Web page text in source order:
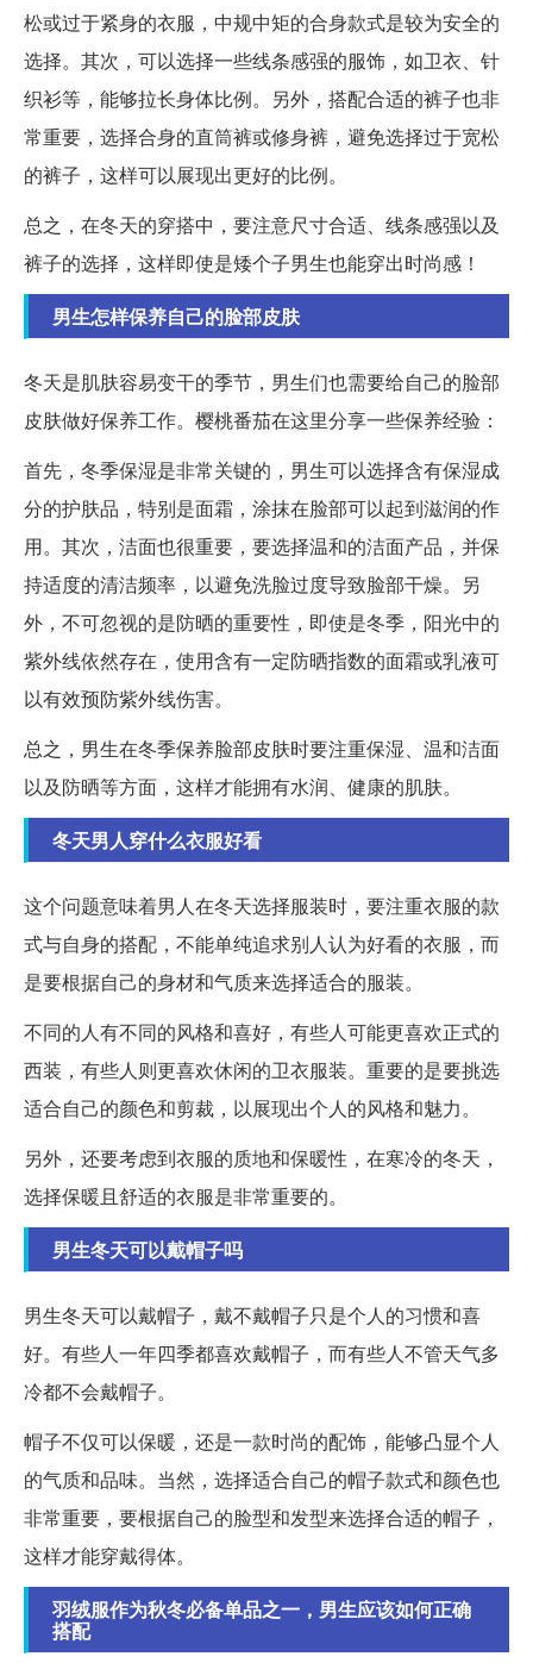
松或过于紧身的衣服，中规中矩的合身款式是较为安全的
选择。其次，可以选择一些线条感强的服饰，如卫衣、针
织衫等，能够拉长身体比例。另外，搭配合适的裤子也非
常重要，选择合身的直筒裤或修身裤，避免选择过于宽松
的裤子，这样可以展现出更好的比例。
总之，在冬天的穿搭中，要注意尺寸合适、线条感强以及
裤子的选择，这样即使是矮个子男生也能穿出时尚感！
男生怎样保养自己的脸部皮肤
冬天是肌肤容易变干的季节，男生们也需要给自己的脸部
皮肤做好保养工作。樱桃番茄在这里分享一些保养经验：
首先，冬季保湿是非常关键的，男生可以选择含有保湿成
分的护肤品，特别是面霜，涂抹在脸部可以起到滋润的作
用。其次，洁面也很重要，要选择温和的洁面产品，并保
持适度的清洁频率，以避免洗脸过度导致脸部干燥。另
外，不可忽视的是防晒的重要性，即使是冬季，阳光中的
紫外线依然存在，使用含有一定防晒指数的面霜或乳液可
以有效预防紫外线伤害。
总之，男生在冬季保养脸部皮肤时要注重保湿、温和洁面
以及防晒等方面，这样才能拥有水润、健康的肌肤。
冬天男人穿什么衣服好看
这个问题意味着男人在冬天选择服装时，要注重衣服的款
式与自身的搭配，不能单纯追求别人认为好看的衣服，而
是要根据自己的身材和气质来选择适合的服装。
不同的人有不同的风格和喜好，有些人可能更喜欢正式的
西装，有些人则更喜欢休闲的卫衣服装。重要的是要挑选
适合自己的颜色和剪裁，以展现出个人的风格和魅力。
另外，还要考虑到衣服的质地和保暖性，在寒冷的冬天，
选择保暖且舒适的衣服是非常重要的。
男生冬天可以戴帽子吗
男生冬天可以戴帽子，戴不戴帽子只是个人的习惯和喜
好。有些人一年四季都喜欢戴帽子，而有些人不管天气多
冷都不会戴帽子。
帽子不仅可以保暖，还是一款时尚的配饰，能够凸显个人
的气质和品味。当然，选择适合自己的帽子款式和颜色也
非常重要，要根据自己的脸型和发型来选择合适的帽子，
这样才能穿戴得体。
羽绒服作为秋冬必备单品之一，男生应该如何正确
搭配